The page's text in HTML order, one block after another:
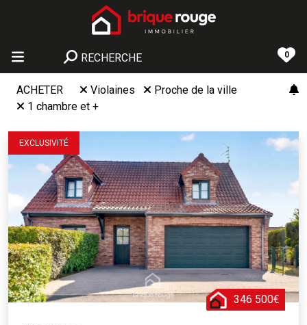
RECHERCHE 0
ACHETER Violaines
Proche de la ville
1 chambre et +
EXCLUSIVITÉ
346 500€